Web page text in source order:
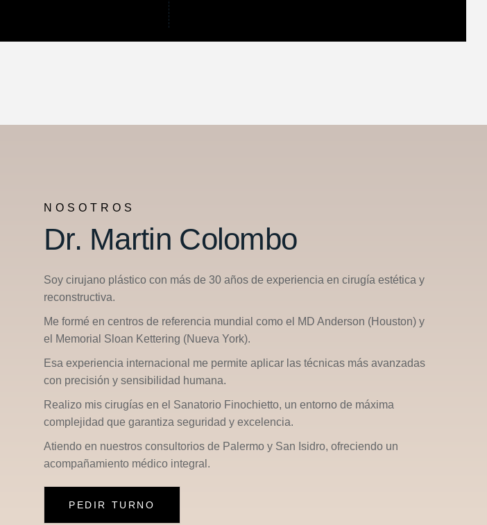
NOSOTROS
Dr. Martin Colombo
Soy cirujano plástico con más de 30 años de experiencia en cirugía estética y
reconstructiva.
Me formé en centros de referencia mundial como el MD Anderson (Houston)y
el
Memorial Sloan Kettering (Nueva York).
Esa experiencia internacional me permite aplicar las técnicas más avanzadas
con precisión y sensibilidad humana.
Realizo mis cirugías en el Sanatorio Finochietto, un entorno de máxima
complejidad que garantiza seguridad y excelencia.
Atiendo en nuestros consultorios de Palermoy San Isidro, ofreciendo un
acompañamiento médico integral.
PEDIR TURNO